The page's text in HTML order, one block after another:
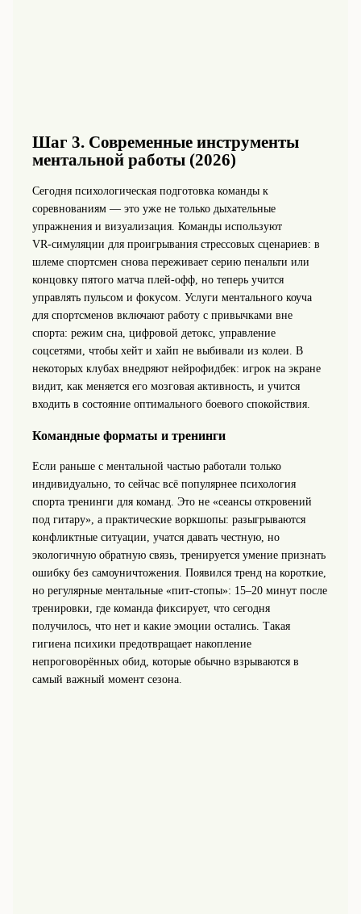
Шаг 3. Современные инструменты
ментальной работы (2026)
Сегодня психологическая подготовка команды к
соревнованиям — это уже не только дыхательные
упражнения и визуализация. Команды используют
VR‑симуляции для проигрывания стрессовых сценариев: в
шлеме спортсмен снова переживает серию пенальти или
концовку пятого матча плей‑офф, но теперь учится
управлять пульсом и фокусом. Услуги ментального коуча
для спортсменов включают работу с привычками вне
спорта: режим сна, цифровой детокс, управление
соцсетями, чтобы хейт и хайп не выбивали из колеи. В
некоторых клубах внедряют нейрофидбек: игрок на экране
видит, как меняется его мозговая активность, и учится
входить в состояние оптимального боевого спокойствия.
Командные форматы и тренинги
Если раньше с ментальной частью работали только
индивидуально, то сейчас всё популярнее психология
спорта тренинги для команд. Это не «сеансы откровений
под гитару», а практические воркшопы: разыгрываются
конфликтные ситуации, учатся давать честную, но
экологичную обратную связь, тренируется умение признать
ошибку без самоуничтожения. Появился тренд на короткие,
но регулярные ментальные «пит‑стопы»: 15–20 минут после
тренировки, где команда фиксирует, что сегодня
получилось, что нет и какие эмоции остались. Такая
гигиена психики предотвращает накопление
непроговорённых обид, которые обычно взрываются в
самый важный момент сезона.